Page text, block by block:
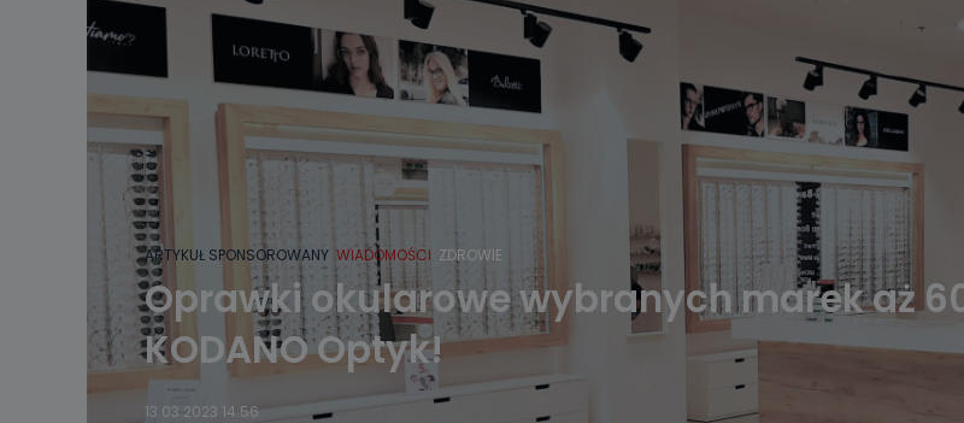
ARTYKUŁ SPONSOROWANY WIADOMOŚCI ZDROWIE
Oprawki okularowe wybranych marek aż
KODANO Optyk!
13.03.2023 14:56